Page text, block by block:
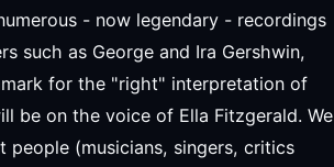
- now legendary - recordings
such as George and Ira Gershwin,
for the "right" interpretation of
be on the voice of Ella Fitzgerald. We
(musicians, singers, critics